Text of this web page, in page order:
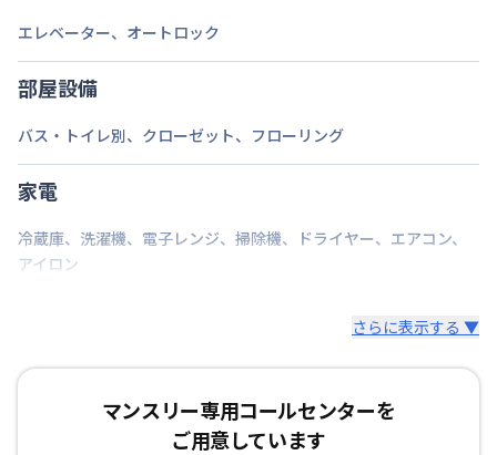
交通
9分
定員
駐車場
なし
次回更新日
情報更新日 2026年7月24日
エレベーター、 オートロック
部屋設備
バス・トイレ別、 クローゼット、 フローリング
家電
冷蔵庫、 洗濯機、 電子レンジ、 掃除機、 ドライヤー、 エアコン、
アイロン
さらに表示する ▼
マンスリー専用コールセンターを
ご用意しています